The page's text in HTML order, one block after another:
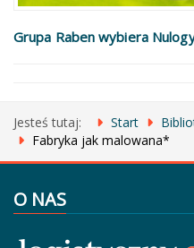
Grupa Raben wybiera
Jesteś tutaj: Start
Fabryka jak malowana*
O NAS